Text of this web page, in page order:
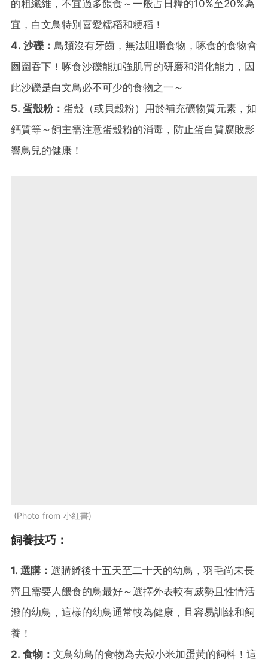
的粗纖維，不宜過多餵食～一般占日糧的10%至20%為
宜，白文鳥特別喜愛糯稻和粳稻！
4. 沙礫： 鳥類沒有牙齒，無法咀嚼食物，啄食的食物會
囫圇吞下！啄食沙礫能加強肌胃的研磨和消化能力，因
此沙礫是白文鳥必不可少的食物之一～
5. 蛋殼粉： 蛋殼（或貝殼粉）用於補充礦物質元素，如
鈣質等～飼主需注意蛋殼粉的消毒，防止蛋白質腐敗影
響鳥兒的健康！
Photo from 小紅書
飼養技巧：
1. 選購： 選購孵後十五天至二十天的幼鳥，羽毛尚未長
齊且需要人餵食的鳥最好～選擇外表較有威勢且性情活
潑的幼鳥，這樣的幼鳥通常較為健康，且容易訓練和飼
養！
2. 食物： 文鳥幼鳥的食物為去殼小米加蛋黃的飼料！這